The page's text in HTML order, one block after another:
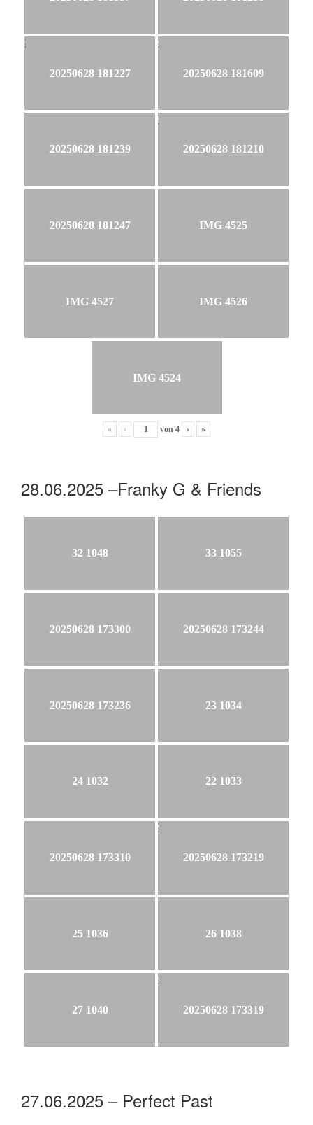
20250628 181227 20250628 181609
20250628 181239 20250628 181210
20250628 181247 IMG 4525
IMG 4527 IMG 4526
IMG 4524
« ‹ von 4 › »
28.06.2025 –Franky G & Friends
32 1048 33 1055
20250628 173300 20250628 173244
20250628 173236 23 1034
24 1032 22 1033
20250628 173310 20250628 173219
25 1036 26 1038
27 1040 20250628 173319
27.06.2025 – Perfect Past